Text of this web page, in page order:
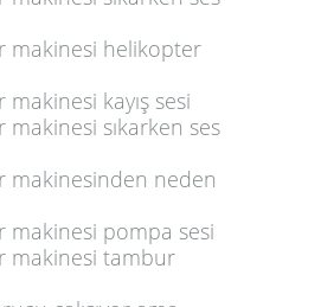
makinesi helikopter
makinesi kayış sesi
makinesi sıkarken ses
makinesinden neden
makinesi pompa sesi
makinesi tambur